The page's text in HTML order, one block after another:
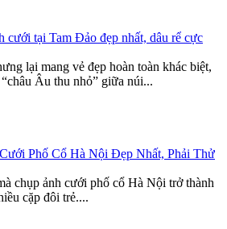
cưới tại Tam Đảo đẹp nhất, dâu rể cực
lại mang vẻ đẹp hoàn toàn khác biệt,
Âu thu nhỏ” giữa núi...
Phố Cổ Hà Nội Đẹp Nhất, Phải Thử
chụp ảnh cưới phố cổ Hà Nội trở thành
cặp đôi trẻ....